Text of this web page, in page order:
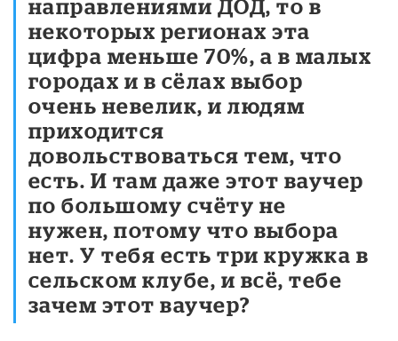
направлениями ДОД, то в
некоторых регионах эта
цифра меньше 70%, а в малых
городах и в сёлах выбор
очень невелик, и людям
приходится
довольствоваться тем, что
есть. И там даже этот ваучер
по большому счёту не
нужен, потому что выбора
нет. У тебя есть три кружка в
сельском клубе, и всё, тебе
зачем этот ваучер?